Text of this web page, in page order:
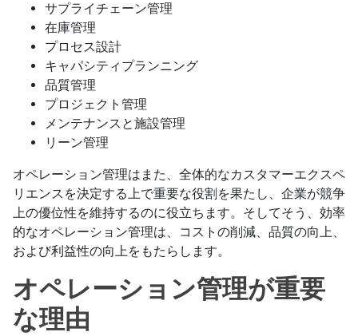
サプライチェーン管理
在庫管理
プロセス設計
キャパシティプランニング
品質管理
プロジェクト管理
メンテナンスと施設管理
リーン管理
オペレーション管理はまた、全体的なカスタマーエクスペ
リエンスを決定する上で重要な役割を果たし、企業が競争
上の優位性を維持するのに役立ちます。そしてそう、効率
的なオペレーション管理は、コストの削減、品質の向上、
および利益性の向上をもたらします。
オペレーション管理が重要
な理由